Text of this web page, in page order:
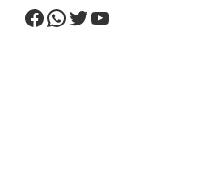
Facebook WhatsApp Twitter YouTube